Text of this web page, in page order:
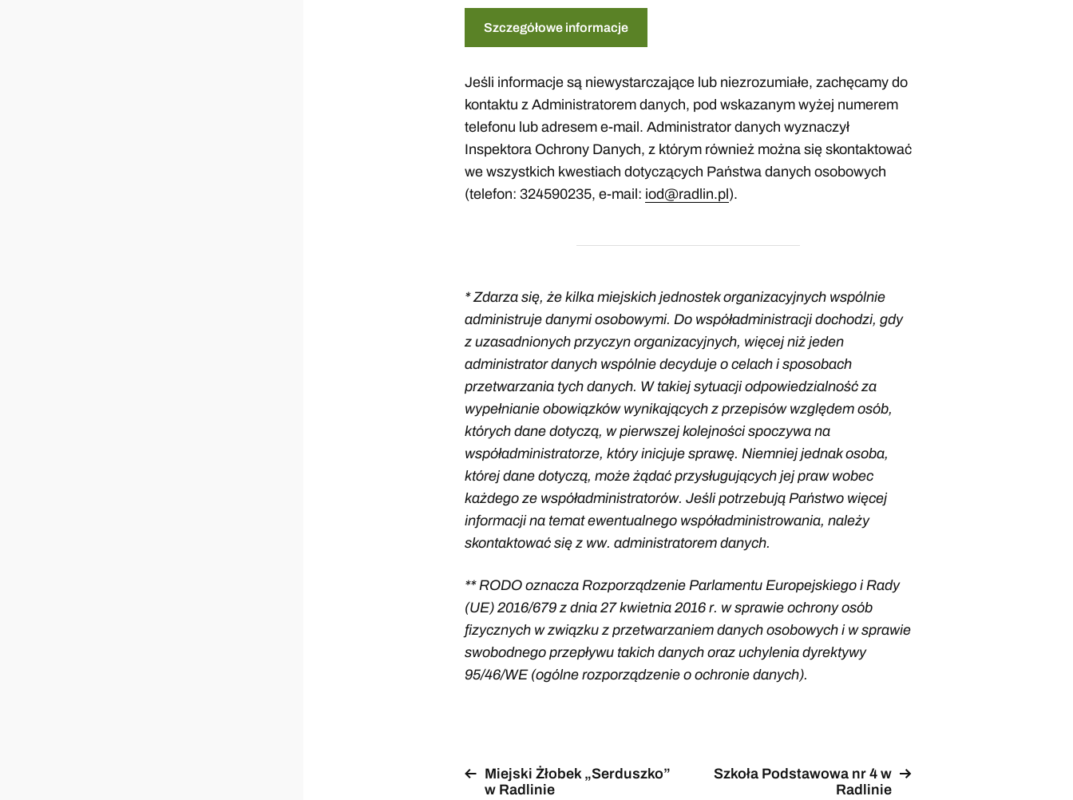
Szczegółowe informacje
Jeśli informacje są niewystarczające lub niezrozumiałe, zachęcamy do
kontaktu z Administratorem danych, pod wskazanym wyżej numerem
telefonu lub adresem e-mail. Administrator danych wyznaczył
Inspektora Ochrony Danych, z którym również można się skontaktować
we wszystkich kwestiach dotyczących Państwa danych osobowych
(telefon: 324590235, e-mail: iod@radlin.pl ).
* Zdarza się, że kilka miejskich jednostek organizacyjnych wspólnie
administruje danymi osobowymi. Do współadministracji dochodzi, gdy
z uzasadnionych przyczyn organizacyjnych, więcej niż jeden
administrator danych wspólnie decyduje o celach i sposobach
przetwarzania tych danych. W takiej sytuacji odpowiedzialność za
wypełnianie obowiązków wynikających z przepisów względem osób,
których dane dotyczą, w pierwszej kolejności spoczywa na
współadministratorze, który inicjuje sprawę. Niemniej jednak osoba,
której dane dotyczą, może żądać przysługujących jej praw wobec
każdego ze współadministratorów. Jeśli potrzebują Państwo więcej
informacji na temat ewentualnego współadministrowania, należy
skontaktować się z ww. administratorem danych.
** RODO oznacza Rozporządzenie Parlamentu Europejskiego i Rady
(UE) 2016/679 z dnia 27 kwietnia 2016 r. w sprawie ochrony osób
fizycznych w związku z przetwarzaniem danych osobowych i w sprawie
swobodnego przepływu takich danych oraz uchylenia dyrektywy
95/46/WE (ogólne rozporządzenie o ochronie danych).
Miejski Żłobek „Serduszko”
w Radlinie
Szkoła Podstawowa nr 4 w
Radlinie